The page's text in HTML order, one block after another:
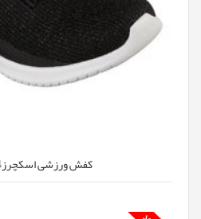
کفش ورزشی اسکچرزSN 81554